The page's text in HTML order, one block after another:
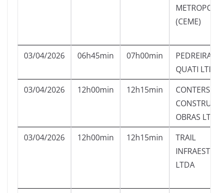
(CEME)
03/04/2026 06h45min 07h00min
PEDREIRA
QUATI
03/04/2026
12h00min 12h15min
OBRAS
03/04/2026
12h00min 12h15min
TRAIL
LTDA